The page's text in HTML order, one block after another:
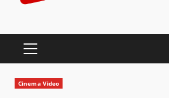
PRIMARY
Cinema Video